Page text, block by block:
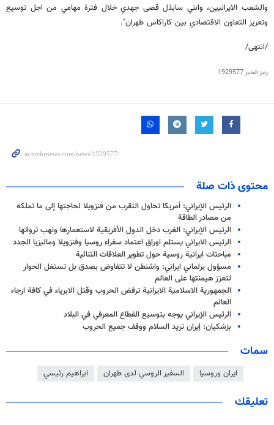
والشعب الايرانيين، وانني سابذل قصى جهدي خلال فترة مهامي من اجل توسيع
وتعزيز التعاون الاقتصادي بين كاراكاس طهران".
/انتهى/
رمز الخبر1929577
محتوى ذات صلة
الرئيس الإيراني: أمريكا تحاول التقرب من فنزويلا لحاجتها إلى ما تملكه
من مصادر الطاقة
الرئيس الإيراني: الغرب دخل الدول الأفريقية لاستعمارها ونهب ثرواتها
الرئيس الايراني يستلم اوراق اعتماد سفراء روسيا وفنزويلا وماليزيا الجدد
مباحثات ايرانية روسية حول تطوير العلاقات الثنائية
مسؤول برلماني ايراني: واشنطن لا تتفاوض بصدق بل تستغل الحوار
لتعزز هيمنتها على العالم
الجمهورية الاسلامية الايرانية ترفض الحروب وقتل الابرياء في كافة ارجاء
العالم
الرئيس الإيراني يوجه بتوسيع القطاع المعرفي في البلاد
بزشكيان: إيران تريد السلام ووقف جميع الحروب
سمات
ايران وروسيا السفير الروسي لدى طهران ابراهيم رئيسي
تعليقك